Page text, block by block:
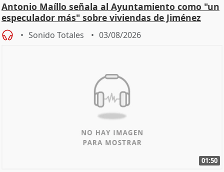
Antonio Maíllo señala al Ayuntamiento como "un
especulador más" sobre viviendas de Jiménez
Becerril
Sonido Totales 03/08/2026
01:50